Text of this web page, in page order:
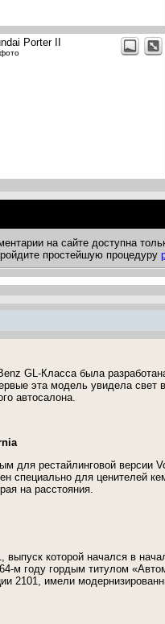
Porter II
на сайте доступна
простейшую процедуру
GL-Класса была
эта модель увидела свет
автосалона.
для рестайлинговой версии
специально для ценителей
на расстояния.
выпуск которой начался в
м году гордым титулом
2101, имели